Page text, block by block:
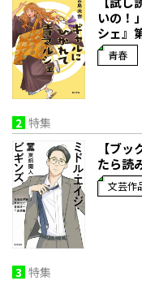
いの！
シェ』
青春
2 特集
【ブ
たら読
文芸作
3 特集